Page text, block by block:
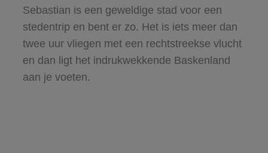
Sebastian is een geweldige stad voor een
stedentrip en bent er zo. Het is iets meer dan
twee uur vliegen met een rechtstreekse vlucht
en dan ligt het indrukwekkende Baskenland
aan je voeten.